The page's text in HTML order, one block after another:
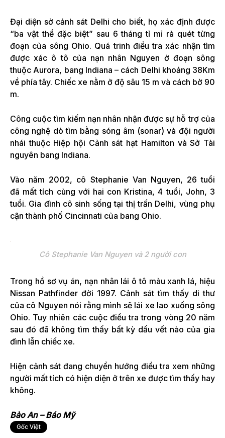
Đại diện sở cảnh sát Delhi cho biết, họ xác định được
“ba vật thể đặc biệt” sau 6 tháng tỉ mỉ rà quét từng
đoạn của sông Ohio. Quá trinh điều tra xác nhận tìm
được xác ô tô của nạn nhân Nguyen ở đoạn sông
thuộc Aurora, bang Indiana – cách Delhi khoảng 38Km
về phía tây. Chiếc xe nằm ở độ sâu 15 m và cách bờ 90
m.
Công cuộc tìm kiếm nạn nhân nhận được sự hỗ trợ của
công nghệ dò tìm bằng sóng âm (sonar) và đội người
nhái thuộc Hiệp hội Cảnh sát hạt Hamilton và Sở Tài
nguyên bang Indiana.
Vào năm 2002, cô Stephanie Van Nguyen, 26 tuổi
đã mất tích cùng với hai con Kristina, 4 tuổi, John, 3
tuổi. Gia đình cô sinh sống tại thị trấn Delhi, vùng phụ
cận thành phố Cincinnati của bang Ohio.
Cô Stephanie Van Nguyen và 2 người con
Trong hồ sơ vụ án, nạn nhân lái ô tô màu xanh lá, hiệu
Nissan Pathfinder đời 1997. Cảnh sát tìm thấy di thư
của cô Nguyen nói rằng mình sẽ lái xe lao xuống sông
Ohio. Tuy nhiên các cuộc điều tra trong vòng 20 năm
sau đó đã không tìm thấy bất kỳ dấu vết nào của gia
đình lẫn chiếc xe.
Hiện cảnh sát đang chuyển hướng điều tra xem những
người mất tích có hiện diện ở trên xe được tìm thấy hay
không.
Bảo An – Báo Mỹ
Gốc Việt